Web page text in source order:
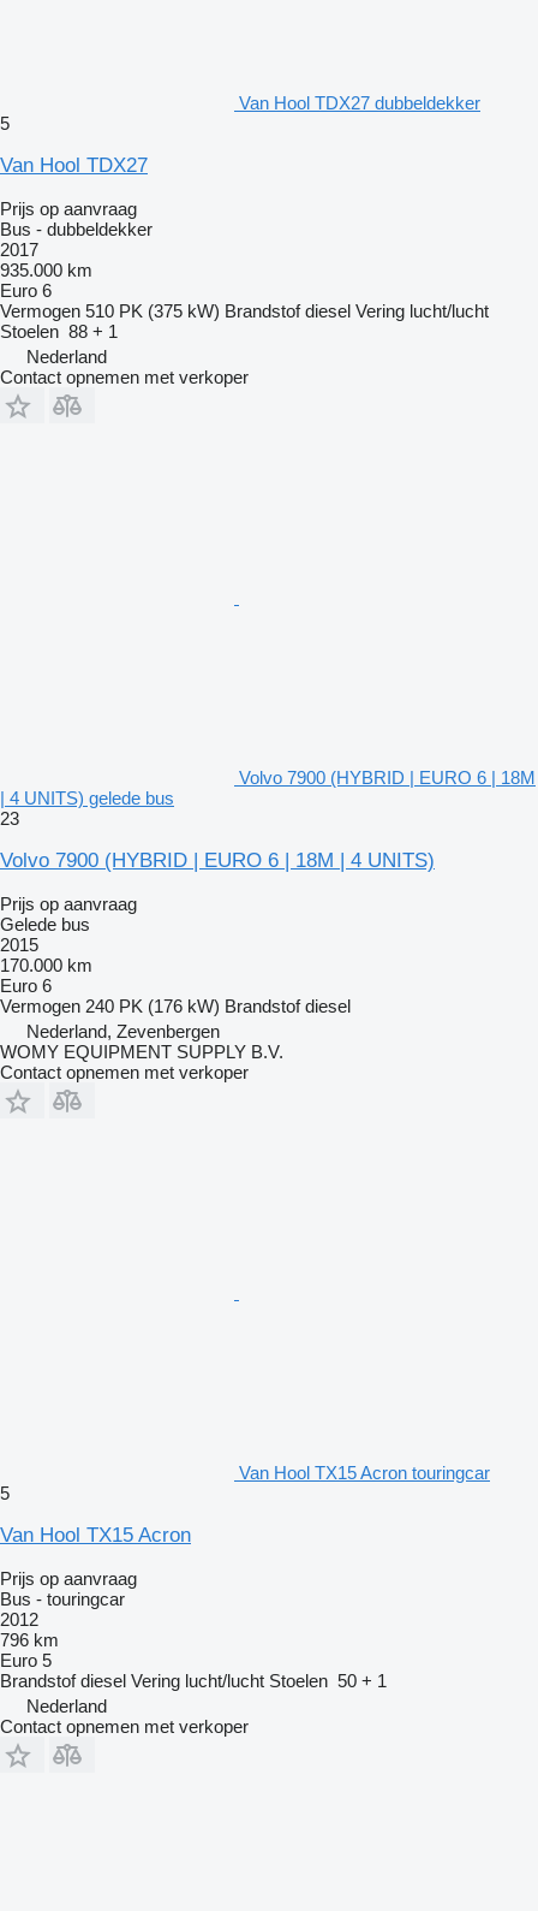
Van Hool TDX27 dubbeldekker
5
Van Hool TDX27
Prijs op aanvraag
Bus - dubbeldekker
2017
935.000 km
Euro 6
Vermogen 510 PK (375 kW) Brandstof diesel Vering lucht/lucht
Stoelen 88 + 1
Nederland
Contact opnemen met verkoper
Volvo 7900 (HYBRID | EURO 6 | 18M
| 4 UNITS) gelede bus
23
Volvo 7900 (HYBRID | EURO 6 | 18M | 4 UNITS)
Prijs op aanvraag
Gelede bus
2015
170.000 km
Euro 6
Vermogen 240 PK (176 kW) Brandstof diesel
Nederland, Zevenbergen
WOMY EQUIPMENT SUPPLY B.V.
Contact opnemen met verkoper
Van Hool TX15 Acron touringcar
5
Van Hool TX15 Acron
Prijs op aanvraag
Bus - touringcar
2012
796 km
Euro 5
Brandstof diesel Vering lucht/lucht Stoelen 50 + 1
Nederland
Contact opnemen met verkoper